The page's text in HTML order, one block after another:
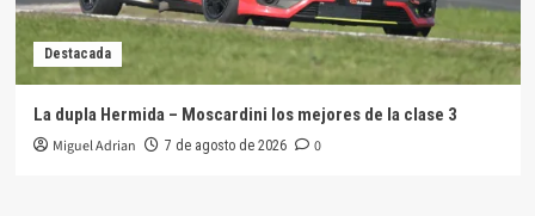
Destacada
La dupla Hermida – Moscardini los mejores de la clase 3
Miguel Adrian 7 de agosto de 2026 0